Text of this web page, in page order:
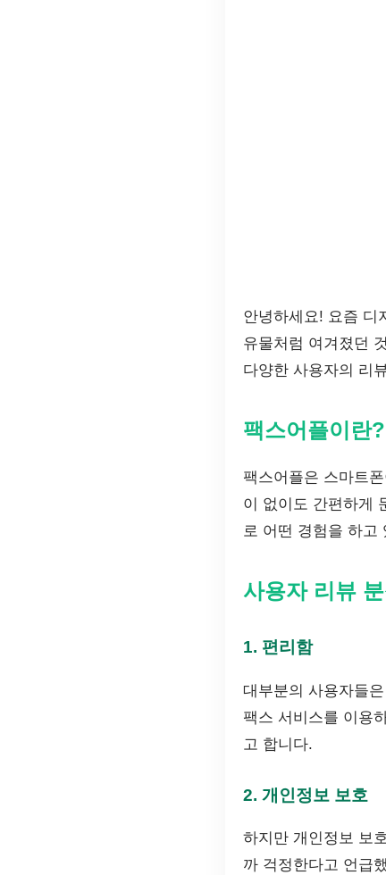
안녕하세요! 요즘 디
유물처럼 여겨졌던
다양한 사용자의 리
팩스어플이란?
팩스어플은 스마트
이 없이도 간편하게
로 어떤 경험을 하고
사용자 리뷰 분
1. 편리함
대부분의 사용자들
팩스 서비스를 이용
고 합니다.
2. 개인정보 보호
하지만 개인정보 보
까 걱정한다고 언급